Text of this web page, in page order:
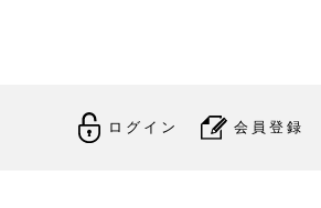
ログイン 会員登録